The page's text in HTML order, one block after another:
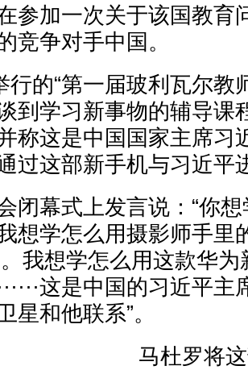
参加一次关于该国教育
竞争对手中国。
行的“第一届玻利瓦尔教
到学习新事物的辅导课
称这是中国国家主席习
过这部新手机与习近平
闭幕式上发言说：“你
想学怎么用摄影师手里
我想学怎么用这款华
这是中国的习近平
星和他联系”。
马杜罗将